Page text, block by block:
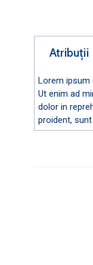
Atribuții
Lorem ipsum
Ut enim ad
dolor in
proident,